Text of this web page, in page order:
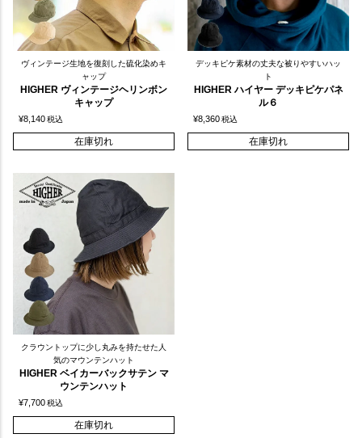
ヴィンテージ生地を復刻した硫化染めキ
ャップ
HIGHER ヴィンテージヘリンボン
キャップ
¥8,140税込
在庫切れ
デッキピケ素材の丈夫な被りやすいハッ
ト
HIGHER ハイヤー デッキピケパネ
ル６
¥8,360税込
在庫切れ
クラウントップに少し丸みを持たせた人
気のマウンテンハット
HIGHER ベイカーバックサテン マ
ウンテンハット
¥7,700税込
在庫切れ